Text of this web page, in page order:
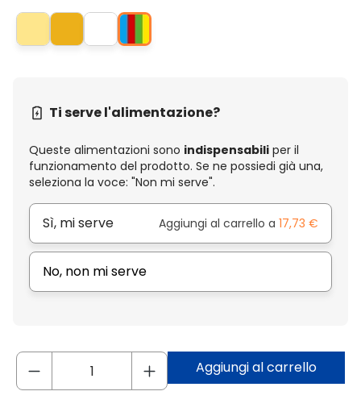
Ti serve l'alimentazione?
Queste alimentazioni sono indispensabili per il
funzionamento del prodotto. Se ne possiedi già una,
seleziona la voce: "Non mi serve".
Sì, mi serve Aggiungi al carrello a 17,73 €
No, non mi serve
Aggiungi al carrello